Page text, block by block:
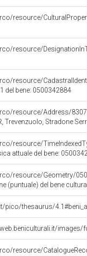
resource/
resource/
resource/
del bene: 0500342884
resource/Address/
Trevenzuolo, Stradone
resource/
attuale del bene:
resource/Geometry/
(puntuale) del bene
pico/thesaurus/
resource/